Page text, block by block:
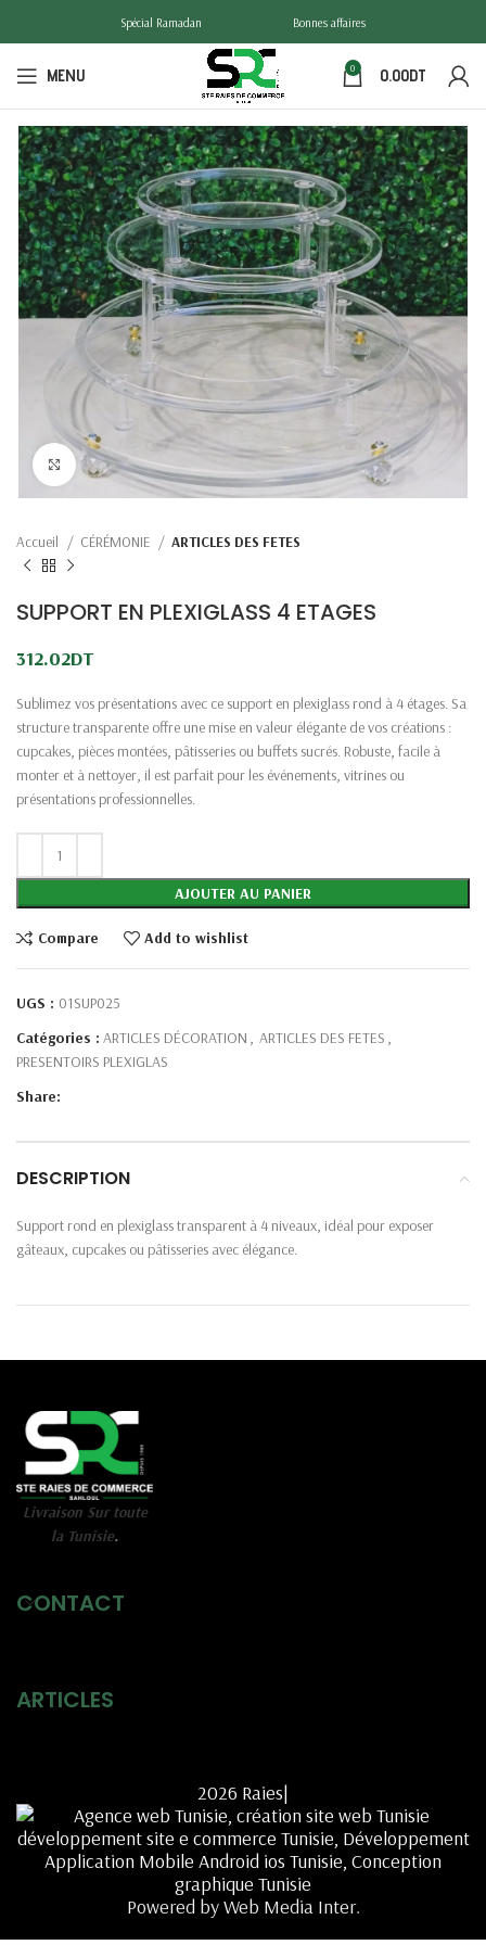
Spécial Ramadan Bonnes affaires
MENU 0 0.00DT
Click to enlarge
Accueil CÉRÉMONIE ARTICLES DES FETES
SUPPORT EN PLEXIGLASS 4 ETAGES
312.02DT
Sublimez vos présentations avec ce support en plexiglass rond à 4 étages. Sa
structure transparente offre une mise en valeur élégante de vos créations :
cupcakes, pièces montées, pâtisseries ou buffets sucrés. Robuste, facile à
monter et à nettoyer, il est parfait pour les événements, vitrines ou
présentations professionnelles.
AJOUTER AU PANIER
Compare Add to wishlist
UGS : 01SUP025
Catégories : ARTICLES DÉCORATION , ARTICLES DES FETES ,
PRESENTOIRS PLEXIGLAS
Share:
DESCRIPTION
Support rond en plexiglass transparent à 4 niveaux, idéal pour exposer
gâteaux, cupcakes ou pâtisseries avec élégance.
Livraison Sur toute
la Tunisie.
CONTACT
ARTICLES
2026 Raies|
Powered by Web Media Inter.